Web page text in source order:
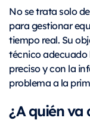
No se trata solo
para gestionar
tiempo real. Su
técnico adecuado
preciso y con la
problema a la
¿A quién va